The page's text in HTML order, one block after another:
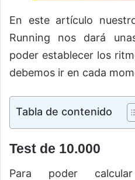
En este artículo
Running nos dará
poder establecer los
debemos ir en cada
Tabla de contenido
Test de 10.000
Para poder